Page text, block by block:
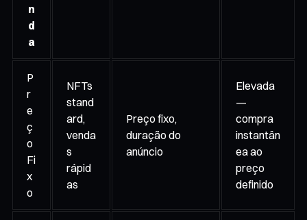
n
d
a
P
r
e
ç
o
Fi
x
o
NFTs
stand
ard,
venda
s
rápid
as
Preço fixo,
duração do
anúncio
Elevada
—
compra
instantân
ea ao
preço
definido